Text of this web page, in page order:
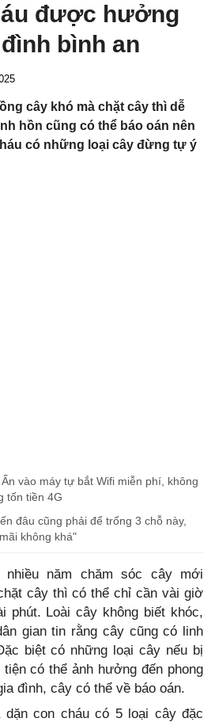
được hưởng
bình an
cây khó mà chặt cây thì dễ
hồn cũng có thể báo oán nên
có những loại cây đừng tự ý
vào máy tự bắt Wifi miễn phí, không
tốn tiền 4G
đâu cũng phải để trống 3 chỗ này,
không khá"
nhiều năm chăm sóc cây mới
cây thì có thể chỉ cần vài giờ
phút. Loài cây không biết khóc,
gian tin rằng cây cũng có linh
biệt có những loại cây nếu bị
có thể ảnh hưởng đến phong
đình, cây có thể về báo oán.
con cháu có 5 loại cây đặc